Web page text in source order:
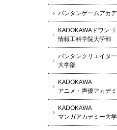
バンタンゲームアカ
KADOKAWAドワンゴ
情報工科学院大学部
バンタンクリエイタ
大学部
KADOKAWA
アニメ・声優アカデ
KADOKAWA
マンガアカデミー大